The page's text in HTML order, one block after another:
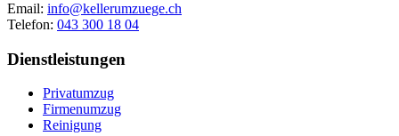
Email: info@kellerumzuege.ch
Telefon: 043 300 18 04
Dienstleistungen
Privatumzug
Firmenumzug
Reinigung